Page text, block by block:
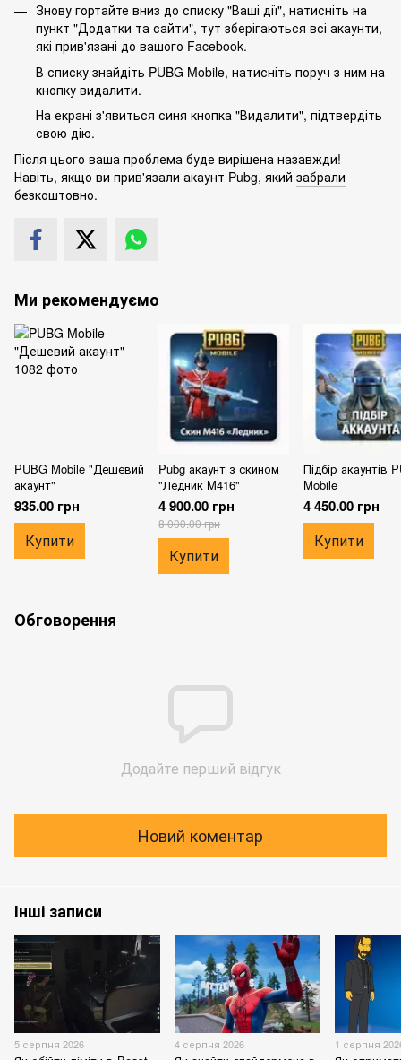
Знову гортайте вниз до списку "Ваші дії", натисніть на
пункт "Додатки та сайти", тут зберігаються всі акаунти,
які прив'язані до вашого Facebook.
В списку знайдіть PUBG Mobile, натисніть поруч з ним на
кнопку видалити.
На екрані з'явиться синя кнопка "Видалити", підтвердіть
свою дію.
Після цього ваша проблема буде вирішена назавжди!
Навіть, якщо ви прив'язали акаунт Pubg, який забрали
безкоштовно.
Ми рекомендуємо
PUBG Mobile "Дешевий
акаунт"
935.00 грн
Купити
Pubg акаунт з скином
"Ледник M416"
4 900.00 грн
8 000.00 грн
Купити
Підбір акаунтів
Mobile
4 450.00 грн
Купити
Обговорення
Додайте перший відгук
Новий коментар
Інші записи
5 серпня 2026 4 серпня 2026 1 серпня